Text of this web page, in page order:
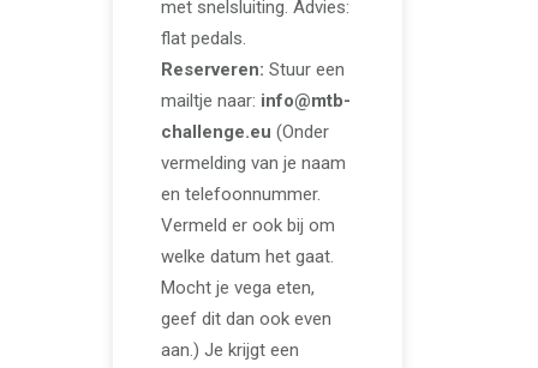
met snelsluiting. Advies:
flat pedals.
Reserveren: Stuur een
mailtje naar: info@mtb-
challenge.eu (Onder
vermelding van je naam
en telefoonnummer.
Vermeld er ook bij om
welke datum het gaat.
Mocht je vega eten,
geef dit dan ook even
aan.) Je krijgt een